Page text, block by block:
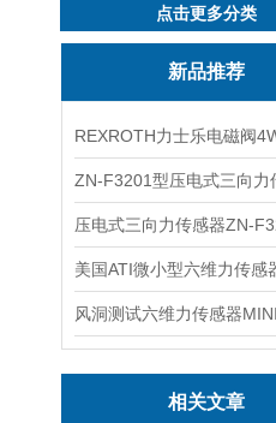
点击更多分类
新品推荐
ZN-F3201型压电式三向力
美国ATI微小型六维力传感
相关文章